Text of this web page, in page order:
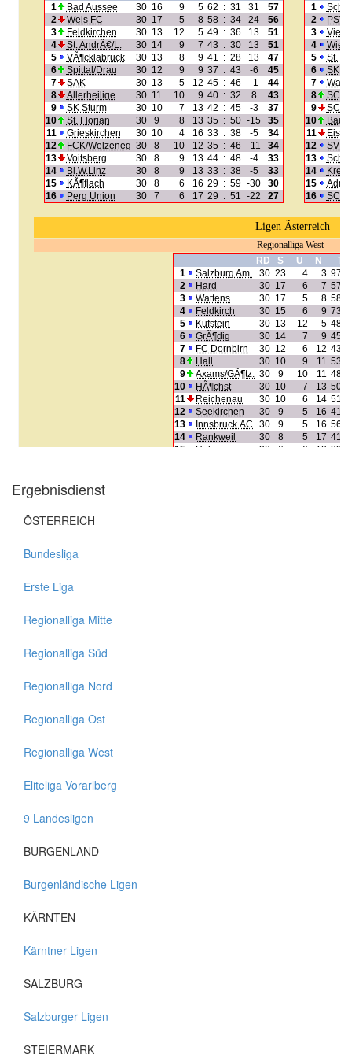
Ergebnisdienst
ÖSTERREICH
Bundesliga
Erste Liga
Regionalliga Mitte
Regionalliga Süd
Regionalliga Nord
Regionalliga Ost
Regionalliga West
Eliteliga Vorarlberg
9 Landesligen
BURGENLAND
Burgenländische Ligen
KÄRNTEN
Kärntner Ligen
SALZBURG
Salzburger Ligen
STEIERMARK